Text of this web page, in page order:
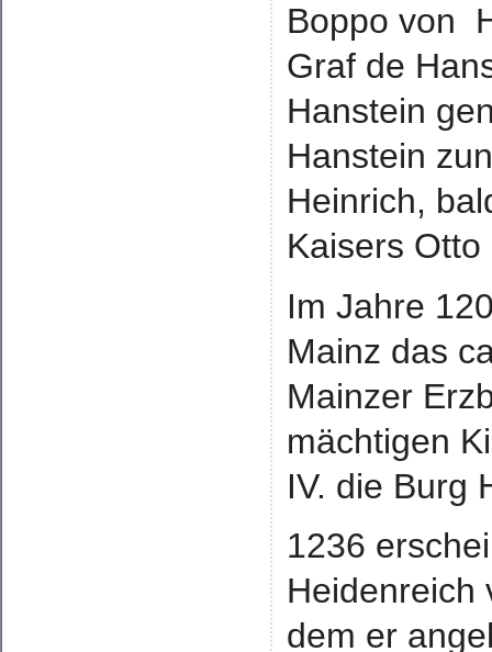
Boppo von
Graf de
Hanstein
Hanstein
Heinrich,
Kaisers
Im Jahre
Mainz das
Mainzer
mächtigen
IV. die Burg
1236
Heidenreich
dem er